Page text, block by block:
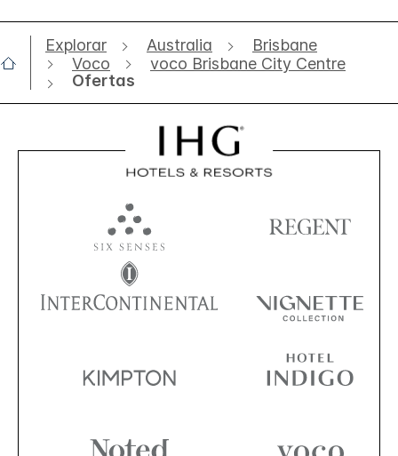
Explorar Australia
Brisbane
Voco
voco Brisbane City Centre
Ofertas